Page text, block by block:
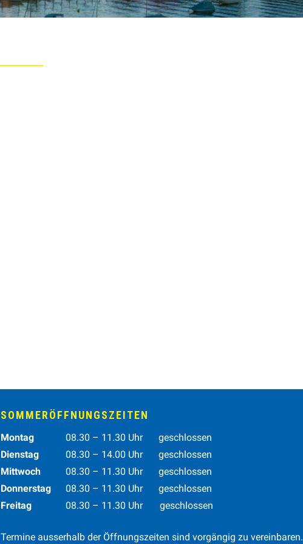
SOMMERÖFFNUNGSZEITEN
Wochentag Vormittag Nachmittag
Montag 08.30 – 11.30 Uhr
geschlossen
Dienstag
08.30 – 14.00 Uhr
geschlossen
Mittwoch
08.30 – 11.30 Uhr
geschlossen
Donnerstag
08.30 – 11.30 Uhr
geschlossen
Freitag 08.30 – 11.30 Uhr geschlossen
Termine ausserhalb der Öffnungszeiten sind vorgängig zu vereinbaren.